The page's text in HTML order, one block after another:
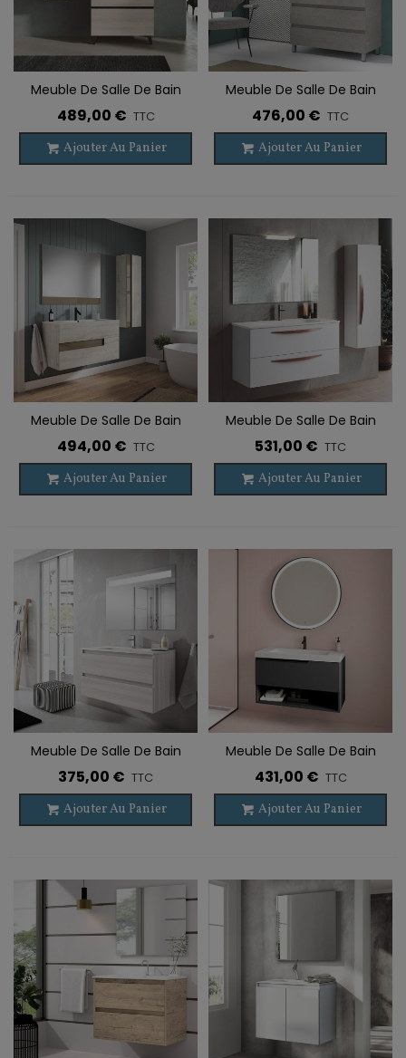
Meuble De Salle De Bain
Sur Pieds GRANADA 2 Tiroirs
Avec Lavabo
489,00 € TTC
Ajouter Au Panier
Meuble De Salle De Bain
Sur Pieds OROSI 3 Tiroirs
Avec Lavabo
476,00 € TTC
Ajouter Au Panier
Meuble De Salle De Bain
Suspendu VISION 2 Tiroirs
494,00 € TTC
Ajouter Au Panier
Meuble De Salle De Bain
Suspendu ARCO 2 Tiroirs
531,00 € TTC
Ajouter Au Panier
Meuble De Salle De Bain
Suspendu BOX 2 Tiroirs
375,00 € TTC
Ajouter Au Panier
Meuble De Salle De Bain
Suspendu ELEVEN 1 Tiroir + 1
Étagère
431,00 € TTC
Ajouter Au Panier